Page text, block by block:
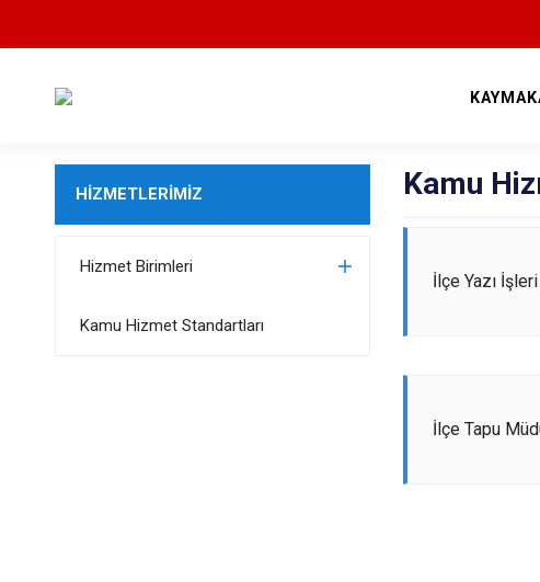
HİZMETLERİMİZ
Hizmet Birimleri
Kamu Hizmet Standartları
Kamu
İlçe Yazı
İlçe Tapu